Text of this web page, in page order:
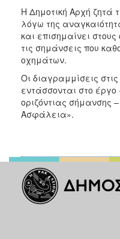
Η Δημοτική Αρχή ζητά
λόγω της
και επισημαίνει
τις σημάνσεις που
οχημάτων.
Οι διαγραμμίσεις
εντάσσονται στο
οριζόντιας σήμανσης
Ασφάλεια».